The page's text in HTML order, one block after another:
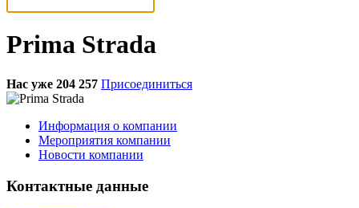
Prima Strada
Нас уже 204 257 Присоединиться
Информация о компании
Мероприятия компании
Новости компании
Контактные данные